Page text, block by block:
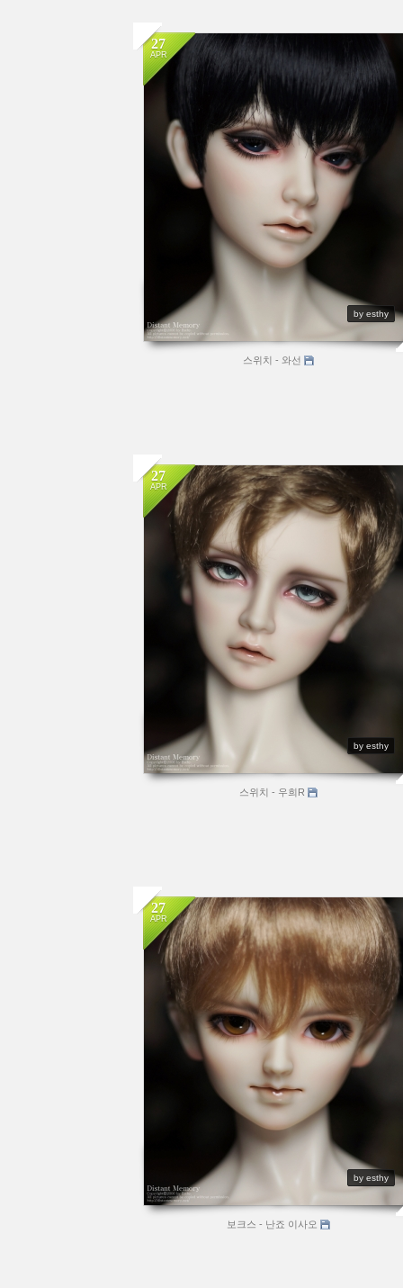
27
APR
by esthy
스위치 - 와선
27
APR
by esthy
스위치 - 우희R
27
APR
by esthy
보크스 - 난죠 이사오